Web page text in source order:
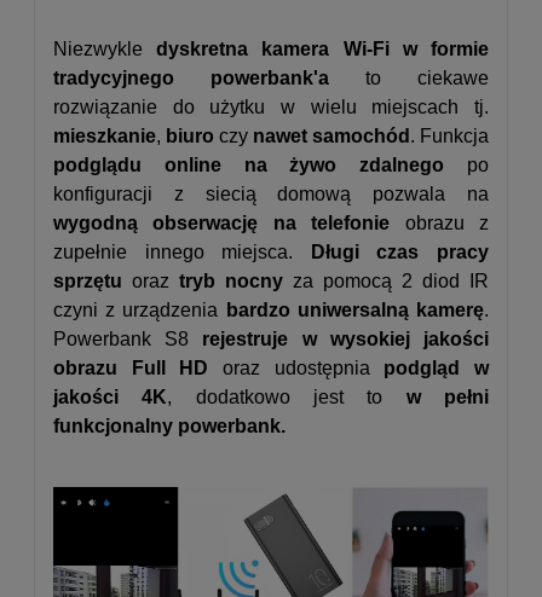
Niezwykledyskretna kamera Wi-Fi w formie
tradycyjnego powerbank'a to ciekawe
rozwiązanie do użytku w wielu miejscach tj.
mieszkanie, biuro czy nawet samochód . Funkcja
podglądu online na żywo zdalnego po
konfiguracji z siecią domową pozwala na
wygodną obserwację na telefonie obrazu z
zupełnie innego miejsca.
Długi czas pracy
sprzętu oraz tryb nocny za pomocą 2 diod IR
czyni z urządzenia
bardzo uniwersalną kamerę.
Powerbank S8 rejestruje w wysokiej jakości
obrazu Full HD oraz udostępnia podgląd w
jakości 4K, dodatkowo jest to w pełni
funkcjonalny powerbank.